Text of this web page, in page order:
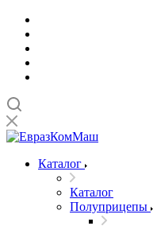
Каталог
Каталог
Полуприцепы